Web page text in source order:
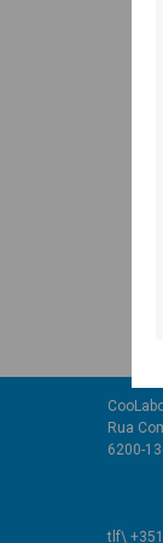
Rua
6200-
tlf\